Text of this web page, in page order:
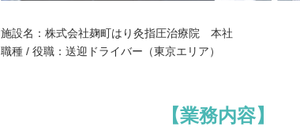
施設名：株式会社麹町はり灸指圧治療院 本社
職種 / 役職：送迎ドライバー（東京エリア）
【業務内容】